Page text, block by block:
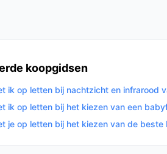
de lens zó dat bed en
adapters en kabels uit het bereik van
reparatie type: carry-in).
het temperatuurbereik dat de
representatief is voor
eerste gebruik
koopgidsen
ik op letten bij nachtzicht en infrarood
ik op letten bij het kiezen van een
je op letten bij het kiezen van de